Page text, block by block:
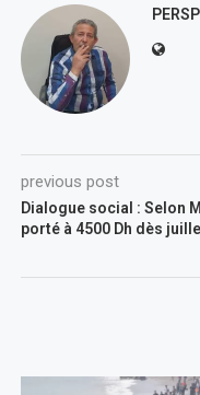
previous post
Dialogue social : Selon
porté à 4500 Dh dès